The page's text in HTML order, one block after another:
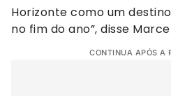
Horizonte como um
no fim do ano”, disse
CONTINUA APÓS A